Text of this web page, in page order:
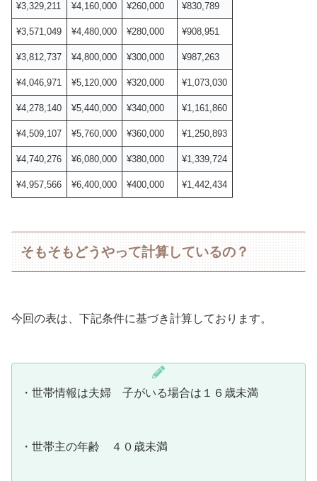
¥3,329,211 ¥4,160,000 ¥260,000 ¥830,789
¥3,571,049 ¥4,480,000 ¥280,000 ¥908,951
¥3,812,737 ¥4,800,000 ¥300,000 ¥987,263
¥4,046,971 ¥5,120,000 ¥320,000 ¥1,073,030
¥4,278,140 ¥5,440,000 ¥340,000 ¥1,161,860
¥4,509,107 ¥5,760,000 ¥360,000 ¥1,250,893
¥4,740,276 ¥6,080,000 ¥380,000 ¥1,339,724
¥4,957,566 ¥6,400,000 ¥400,000 ¥1,442,434
そもそもどうやって計算しているの？
今回の表は、下記条件に基づき計算しております。
・世帯情報は夫婦 子がいる場合は１６歳未満
・世帯主の年齢 ４０歳未満